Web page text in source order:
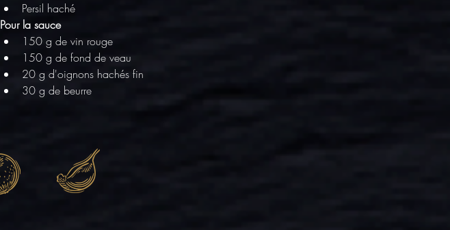
Persil haché
Pour la sauce
150 g de vin rouge
150 g de fond de veau
20 g d'oignons hachés fin
30 g de beurre